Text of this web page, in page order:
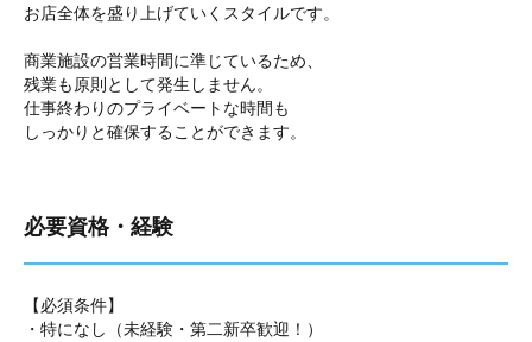
お店全体を盛り上げていくスタイルです。
商業施設の営業時間に準じているため、
残業も原則として発生しません。
仕事終わりのプライベートな時間も
しっかりと確保することができます。
必要資格・経験
【必須条件】
・特になし（未経験・第二新卒歓迎！）